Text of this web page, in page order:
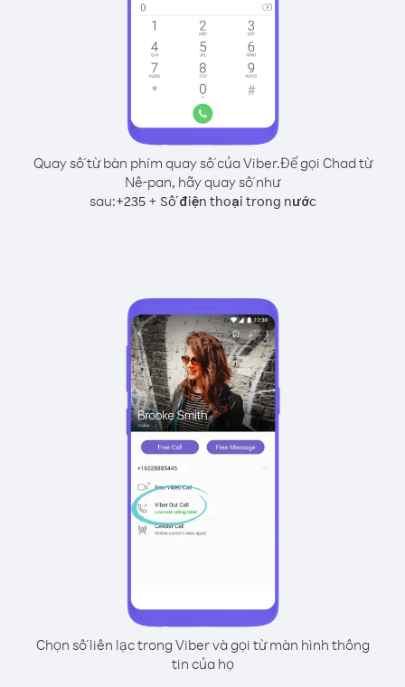
Quay số từ bàn phím quay số của Viber.Để gọi Chad từ
Nê-pan, hãy quay số như
sau:+235+ Số điện thoại trong nước
Chọn số liên lạc trong Viber và gọi từ màn hình thông
tin của họ